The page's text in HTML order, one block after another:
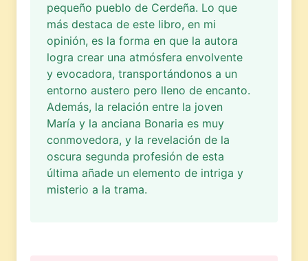
pequeño pueblo de Cerdeña. Lo que
más destaca de este libro, en mi
opinión, es la forma en que la autora
logra crear una atmósfera envolvente
y evocadora, transportándonos a un
entorno austero pero lleno de encanto.
Además, la relación entre la joven
María y la anciana Bonaria es muy
conmovedora, y la revelación de la
oscura segunda profesión de esta
última añade un elemento de intriga y
misterio a la trama.